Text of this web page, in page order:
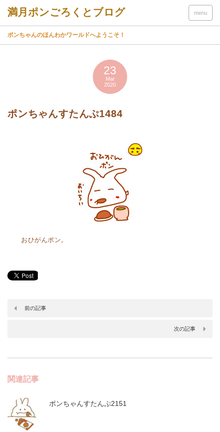
menu
ポンちゃんのほんわかワールドへようこそ！
23
Mar
2020
ポンちゃんすたんぷ1484
おひがんポン。
前の記事
次の記事
関連記事
ポンちゃんすたんぷ2151